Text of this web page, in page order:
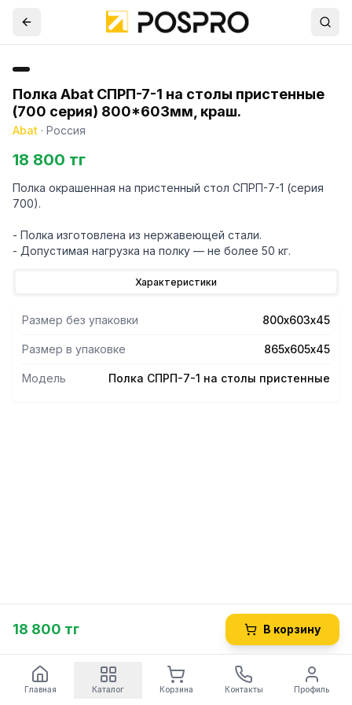
Полка Abat СПРП-7-1 на столы пристенные
(700 серия) 800*603мм, краш.
Abat · Россия
18 800 тг
Полка окрашенная на пристенный стол СПРП-7-1 (серия
700).
- Полка изготовлена из нержавеющей стали.
- Допустимая нагрузка на полку — не более 50 кг.
Характеристики
Размер без упаковки 800х603х45
Размер в упаковке 865х605х45
Модель Полка СПРП-7-1 на столы пристенные
18 800 тг В корзину
Главная Каталог Корзина Контакты Профиль